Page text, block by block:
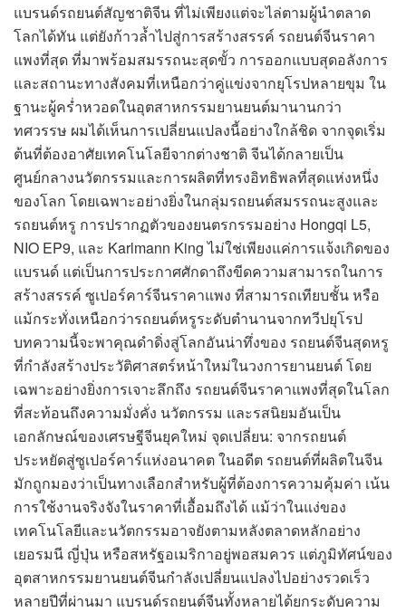
แบรนด์รถยนต์สัญชาติจีน ที่ไม่เพียงแต่จะไล่ตามผู้นำตลาด
โลกได้ทัน แต่ยังก้าวล้ำไปสู่การสร้างสรรค์ รถยนต์จีนราคา
แพงที่สุด ที่มาพร้อมสมรรถนะสุดขั้ว การออกแบบสุดอลังการ
และสถานะทางสังคมที่เหนือกว่าคู่แข่งจากยุโรปหลายขุม ใน
ฐานะผู้คร่ำหวอดในอุตสาหกรรมยานยนต์มานานกว่า
ทศวรรษ ผมได้เห็นการเปลี่ยนแปลงนี้อย่างใกล้ชิด จากจุดเริ่ม
ต้นที่ต้องอาศัยเทคโนโลยีจากต่างชาติ จีนได้กลายเป็น
ศูนย์กลางนวัตกรรมและการผลิตที่ทรงอิทธิพลที่สุดแห่งหนึ่ง
ของโลก โดยเฉพาะอย่างยิ่งในกลุ่มรถยนต์สมรรถนะสูงและ
รถยนต์หรู การปรากฏตัวของยนตรกรรมอย่าง Hongqi L5,
NIO EP9, และ Karlmann King ไม่ใช่เพียงแค่การแจ้งเกิดของ
แบรนด์ แต่เป็นการประกาศศักดาถึงขีดความสามารถในการ
สร้างสรรค์ ซูเปอร์คาร์จีนราคาแพง ที่สามารถเทียบชั้น หรือ
แม้กระทั่งเหนือกว่ารถยนต์หรูระดับตำนานจากทวีปยุโรป
บทความนี้จะพาคุณดำดิ่งสู่โลกอันน่าทึ่งของ รถยนต์จีนสุดหรู
ที่กำลังสร้างประวัติศาสตร์หน้าใหม่ในวงการยานยนต์ โดย
เฉพาะอย่างยิ่งการเจาะลึกถึง รถยนต์จีนราคาแพงที่สุดในโลก
ที่สะท้อนถึงความมั่งคั่ง นวัตกรรม และรสนิยมอันเป็น
เอกลักษณ์ของเศรษฐีจีนยุคใหม่ จุดเปลี่ยน: จากรถยนต์
ประหยัดสู่ซูเปอร์คาร์แห่งอนาคต ในอดีต รถยนต์ที่ผลิตในจีน
มักถูกมองว่าเป็นทางเลือกสำหรับผู้ที่ต้องการความคุ้มค่า เน้น
การใช้งานจริงจังในราคาที่เอื้อมถึงได้ แม้ว่าในแง่ของ
เทคโนโลยีและนวัตกรรมอาจยังตามหลังตลาดหลักอย่าง
เยอรมนี ญี่ปุ่น หรือสหรัฐอเมริกาอยู่พอสมควร แต่ภูมิทัศน์ของ
อุตสาหกรรมยานยนต์จีนกำลังเปลี่ยนแปลงไปอย่างรวดเร็ว
หลายปีที่ผ่านมา แบรนด์รถยนต์จีนทั้งหลายได้ยกระดับความ